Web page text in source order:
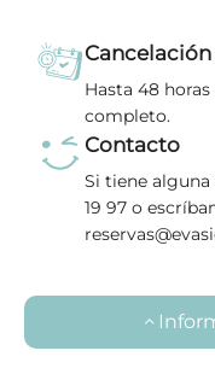
Hasta 48
completo.
Contacto
Si tiene alguna
19 97 o